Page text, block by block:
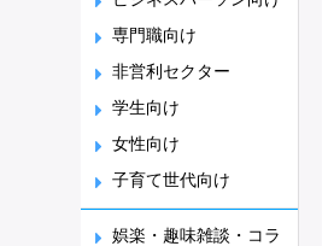
専門職向け
非営利セクター
学生向け
女性向け
子育て世代向け
娯楽・趣味雑談・コラ